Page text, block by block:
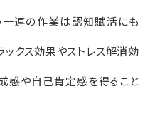
連の作業は認知賦活にも
クス効果やストレス解消効
感や自己肯定感を得ること